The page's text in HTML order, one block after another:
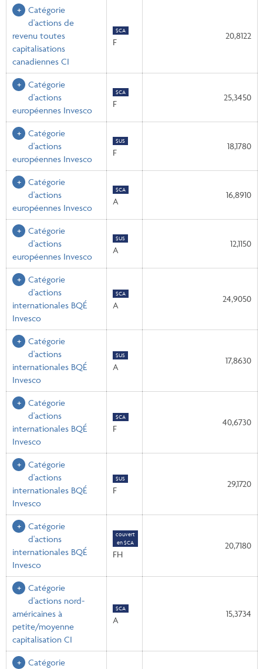
Catégorie
d'actions de
revenu toutes
capitalisations
canadiennes CI
$CA
F
20,8122
Catégorie
d'actions
européennes Invesco
$CA
F
25,3450
Catégorie
d'actions
européennes Invesco
$US
F
18,1780
Catégorie
d'actions
européennes Invesco
$CA
A
16,8910
Catégorie
d'actions
européennes Invesco
$US
A
12,1150
Catégorie
d'actions
internationales BQÉ
Invesco
$CA
A
24,9050
Catégorie
d'actions
internationales BQÉ
Invesco
$US
A
17,8630
Catégorie
d'actions
internationales BQÉ
Invesco
$CA
F
40,6730
Catégorie
d'actions
internationales BQÉ
Invesco
$US
F
29,1720
Catégorie
d'actions
internationales BQÉ
Invesco
couvert
en $CA
FH
20,7180
Catégorie
d'actions nord-
américaines à
petite/moyenne
capitalisation CI
$CA
A
15,3734
Catégorie